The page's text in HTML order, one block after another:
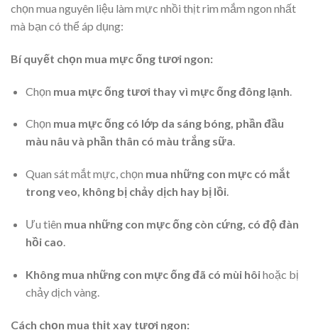
chọn mua nguyên liệu làm mực nhồi thịt rim mắm ngon nhất
mà bạn có thể áp dụng:
Bí quyết chọn mua mực ống tươi ngon:
Chọn mua mực ống tươi thay vì mực ống đông lạnh
Chọn mua mực ống có lớp da sáng bóng, phần đầu
màu nâu và phần thân có màu trắng sữa.
Quan sát mắt mực, chọn mua những con mực có mắt
trong veo, không bị chảy dịch hay bị lồi.
Ưu tiên mua những con mực ống còn cứng, có độ đàn
hồi cao.
Không mua những con mực ống đã có mùi hôihoặc bị
chảy dịch vàng.
Cách chọn mua thịt xay tươi ngon: